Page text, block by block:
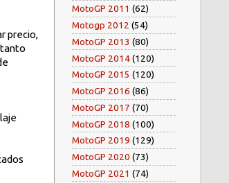
precio,
tanto
MotoGP 2011 (62)
Motogp 2012 (54)
MotoGP 2013 (80)
MotoGP 2014(120)
MotoGP 2015 (120)
MotoGP 2016 (86)
MotoGP 2017 (70)
MotoGP 2018 (100)
MotoGP 2019 (129)
MotoGP 2020 (73)
MotoGP 2021 (74)